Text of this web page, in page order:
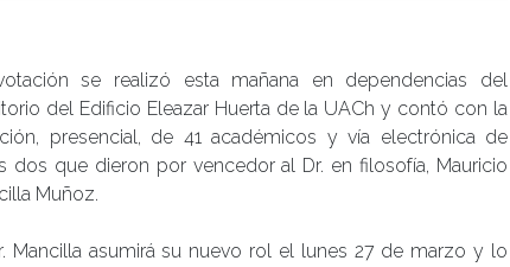
se realizó esta mañana en dependencias del
del Edificio Eleazar Huerta de la UACh y contó con la
presencial, de 41 académicos y vía electrónica de
dos que dieron por vencedor al Dr. en filosofía, Mauricio
Muñoz.
Mancilla asumirá su nuevo rol el lunes 27 de marzo y lo